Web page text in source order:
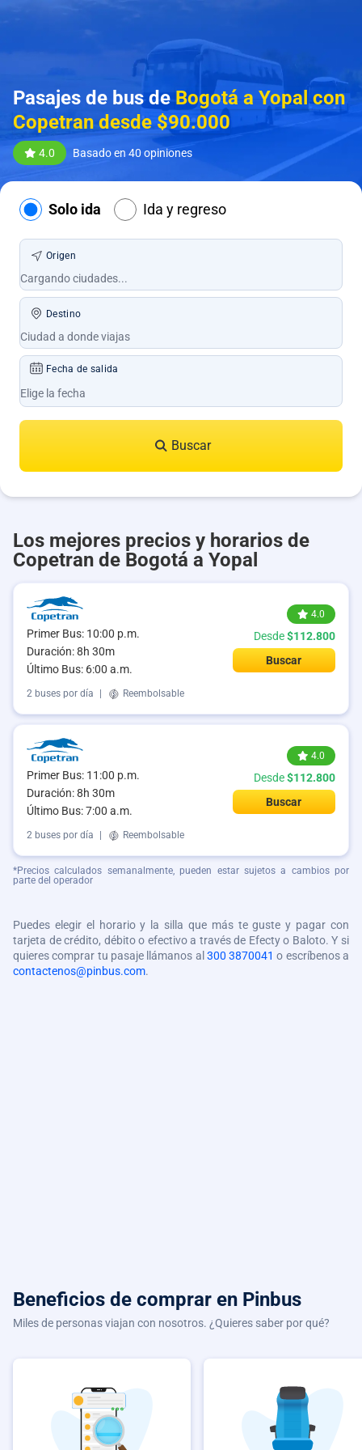
Pasajes de bus de Bogotá a Yopal con
Copetran desde $90.000
4.0 Basado en 40 opiniones
Solo ida Ida y regreso
Origen
Destino
Fecha de salida
Buscar
Los mejores precios y horarios de
Copetran de Bogotá a Yopal
Primer Bus: 10:00 p.m.
Duración: 8h 30m
Último Bus: 6:00 a.m.
4.0
Desde$112.800
Buscar
2 buses por día Reembolsable
Primer Bus: 11:00 p.m.
Duración: 8h 30m
Último Bus: 7:00 a.m.
4.0
Desde$112.800
Buscar
2 buses por día | Reembolsable
*Precios calculados semanalmente, pueden estar sujetos a cambios por
parte del operador
Puedes elegir el horario y la silla que más te guste y pagar con
tarjeta de crédito, débito o efectivo a través de Efecty o Baloto. Y si
quieres comprar tu pasaje llámanos al300 3870041 o escríbenos a
contactenos@pinbus.com.
Beneficios de comprar en Pinbus
Miles de personas viajan con nosotros. ¿Quieres saber por qué?